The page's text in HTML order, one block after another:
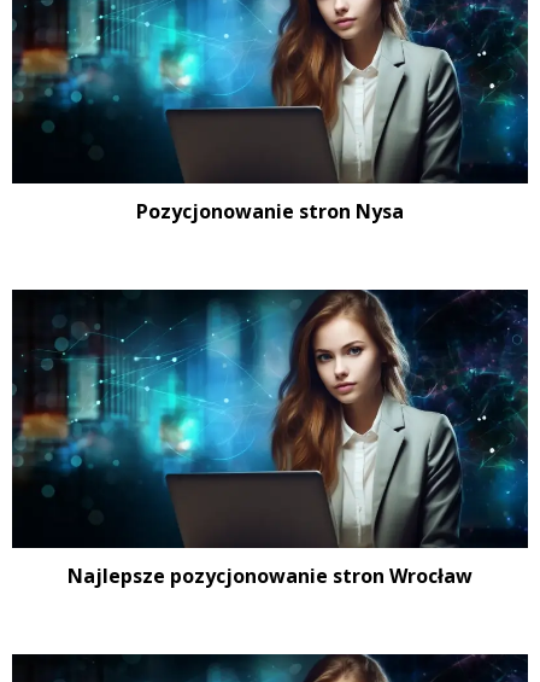
Pozycjonowanie stron Nysa
Najlepsze pozycjonowanie stron Wrocław